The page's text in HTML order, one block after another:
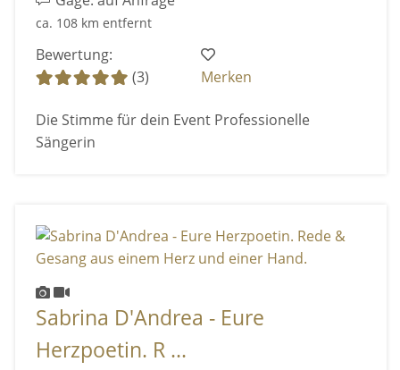
ca. 108 km entfernt
Bewertung:
(3)
Merken
Die Stimme für dein Event Professionelle
Sängerin
Sabrina D'Andrea - Eure
Herzpoetin. R ...